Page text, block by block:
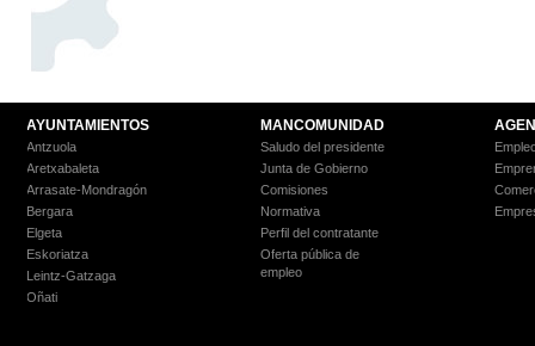
AYUNTAMIENTOS
Antzuola
Aretxabaleta
Arrasate-Mondragón
Bergara
Elgeta
Eskoriatza
Leintz-Gatzaga
Oñati
MANCOMUNIDAD
Saludo del presidente
Junta de Gobierno
Comisiones
Normativa
Perfil del contratante
Oferta pública de
empleo